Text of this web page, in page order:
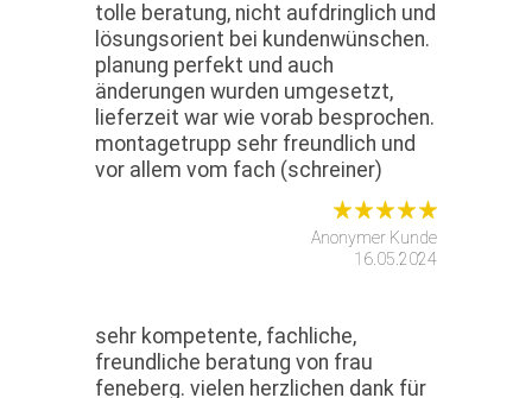
tolle beratung, nicht aufdringlich und
lösungsorient bei kundenwünschen.
planung perfekt und auch
änderungen wurden umgesetzt,
lieferzeit war wie vorab besprochen.
montagetrupp sehr freundlich und
vor allem vom fach (schreiner)
Anonymer Kunde
16.05.2024
sehr kompetente, fachliche,
freundliche beratung von frau
feneberg. vielen herzlichen dank für